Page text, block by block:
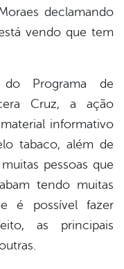
declamando
vendo que tem
do Programa de
Cruz, a ação
informativo
tabaco, além de
pessoas que
tendo muitas
é possível fazer
as principais